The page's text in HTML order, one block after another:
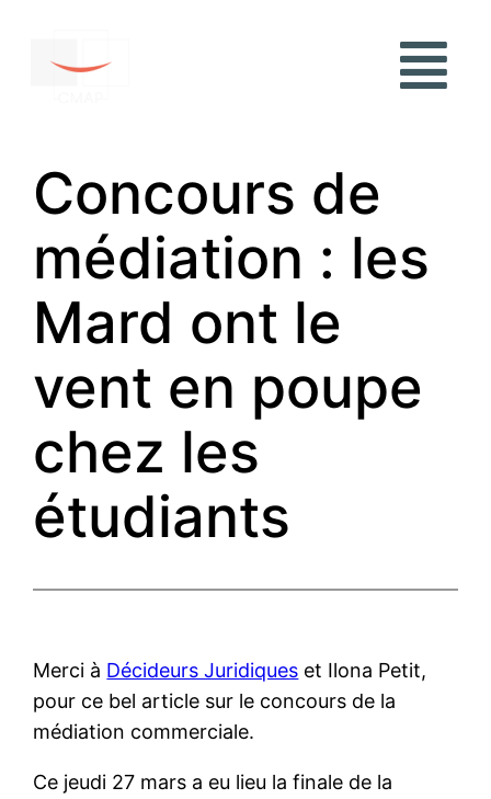
Concours de
médiation : les
Mard ont le
vent en poupe
chez les
étudiants
Merci à Décideurs Juridiques et Ilona Petit,
pour ce bel article sur le concours de la
médiation commerciale.
Ce jeudi 27 mars a eu lieu la finale de la